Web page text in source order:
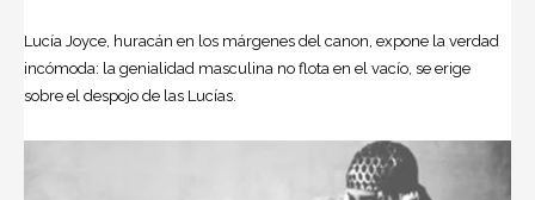
Lucía Joyce, huracán en los márgenes del canon, expone la verdad
incómoda: la genialidad masculina no flota en el vacío, se erige
sobre el despojo de las Lucías.